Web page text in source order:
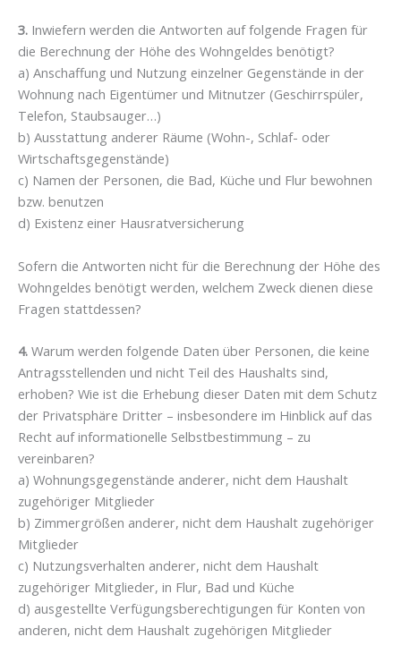
3. Inwiefern werden die Antworten auf folgende Fragen für
die Berechnung der Höhe des Wohngeldes benötigt?
a) Anschaffung und Nutzung einzelner Gegenstände in der
Wohnung nach Eigentümer und Mitnutzer (Geschirrspüler,
Telefon, Staubsauger…)
b) Ausstattung anderer Räume (Wohn-, Schlaf- oder
Wirtschaftsgegenstände)
c) Namen der Personen, die Bad, Küche und Flur bewohnen
bzw. benutzen
d) Existenz einer Hausratversicherung
Sofern die Antworten nicht für die Berechnung der Höhe des
Wohngeldes benötigt werden, welchem Zweck dienen diese
Fragen stattdessen?
4. Warum werden folgende Daten über Personen, die keine
Antragsstellenden und nicht Teil des Haushalts sind,
erhoben? Wie ist die Erhebung dieser Daten mit dem Schutz
der Privatsphäre Dritter – insbesondere im Hinblick auf das
Recht auf informationelle Selbstbestimmung – zu
vereinbaren?
a) Wohnungsgegenstände anderer, nicht dem Haushalt
zugehöriger Mitglieder
b) Zimmergrößen anderer, nicht dem Haushalt zugehöriger
Mitglieder
c) Nutzungsverhalten anderer, nicht dem Haushalt
zugehöriger Mitglieder, in Flur, Bad und Küche
d) ausgestellte Verfügungsberechtigungen für Konten von
anderen, nicht dem Haushalt zugehörigen Mitglieder